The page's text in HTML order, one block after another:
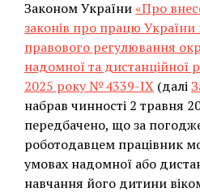
Законом України«Про
законів про працю
правового регулювання
надомної та дистанційної
2025 року № 4339-IX (далі
набрав чинності 2 травня
передбачено, що за
роботодавцем працівник
умовах надомної або
навчання його дитини